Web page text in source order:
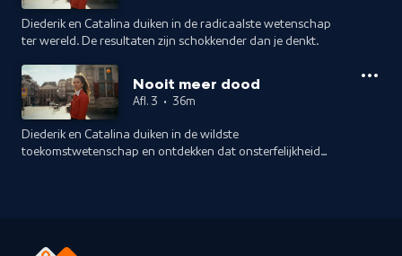
Diederik en Catalina duiken in de radicaalste wetenschap
ter wereld. De resultaten zijn schokkender dan je denkt.
Nooit meer dood
Afl. 3 • 36m
Diederik en Catalina duiken in de wildste
toekomstwetenschap en ontdekken dat onsterfelijkheid